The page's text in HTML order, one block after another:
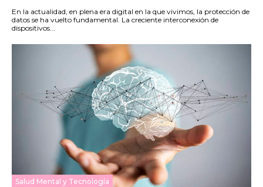
En la actualidad, en plena era digital en la que vivimos, la protección de
datos se ha vuelto fundamental. La creciente interconexión de
dispositivos...
Salud Mental y Tecnología